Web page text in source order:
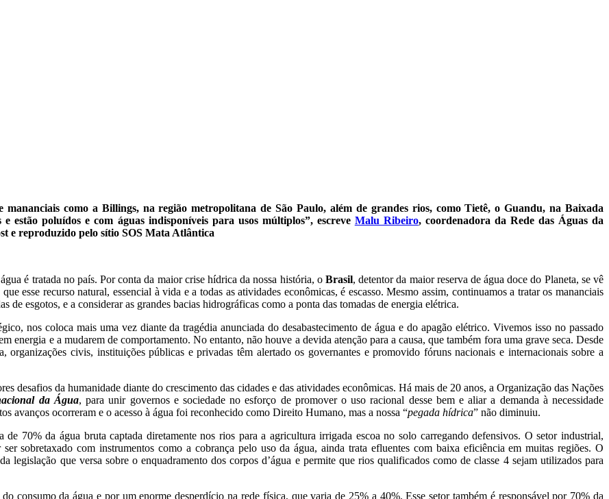
mananciais como a Billings, na região metropolitana de São Paulo, além de grandes rios, como Tietê, o Guandu, na Baixada
poluídos e com águas indisponíveis para usos múltiplos”, escreve Malu Ribeiro, coordenadora da Rede das Águas da
e reproduzido pelo sítio SOS Mata Atlântica
é tratada no país. Por conta da maior crise hídrica da nossa história, o Brasil, detentor da maior reserva de água doce do Planeta, se vê
esse recurso natural, essencial à vida e a todas as atividades econômicas, é escasso. Mesmo assim, continuamos a tratar os mananciais
de esgotos, e a considerar as grandes bacias hidrográficas como a ponta das tomadas de energia elétrica.
nos coloca mais uma vez diante da tragédia anunciada do desabastecimento de água e do apagão elétrico. Vivemos isso no passado
energia e a mudarem de comportamento. No entanto, não houve a devida atenção para a causa, que também fora uma grave seca. Desde
organizações civis, instituições públicas e privadas têm alertado os governantes e promovido fóruns nacionais e internacionais sobre a
desafios da humanidade diante do crescimento das cidades e das atividades econômicas. Há mais de 20 anos, a Organização das Nações
da Água, para unir governos e sociedade no esforço de promover o uso racional desse bem e aliar a demanda à necessidade
avanços ocorreram e o acesso à água foi reconhecido como Direito Humano, mas a nossa “pegada hídrica” não diminuiu.
70% da água bruta captada diretamente nos rios para a agricultura irrigada escoa no solo carregando defensivos. O setor industrial,
sobretaxado com instrumentos como a cobrança pelo uso da água, ainda trata efluentes com baixa eficiência em muitas regiões. O
legislação que versa sobre o enquadramento dos corpos d’água e permite que rios qualificados como de classe 4 sejam utilizados para
consumo da água e por um enorme desperdício na rede física, que varia de 25% a 40%. Esse setor também é responsável por 70% da